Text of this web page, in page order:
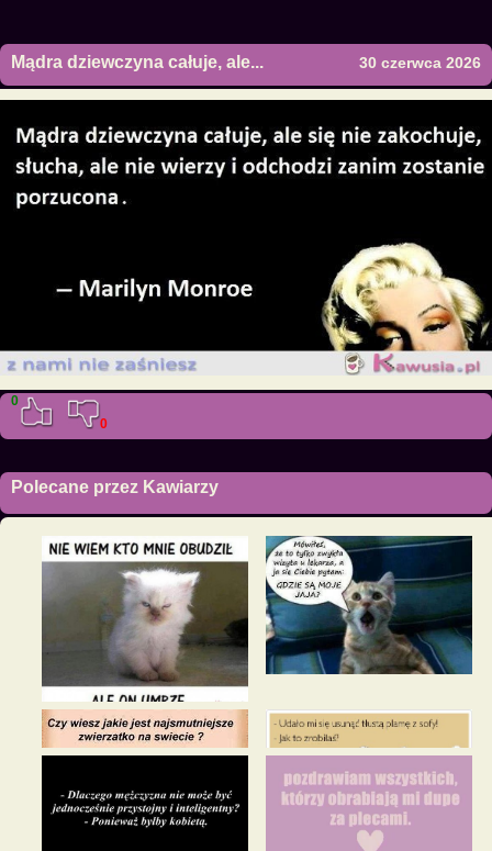
Mądra dziewczyna całuje, ale... 30 czerwca 2026
0
0
Polecane przez Kawiarzy